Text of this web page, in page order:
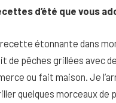
d’été que vous
recette étonnante dans
de pêches grillées avec
ou fait maison. Je
quelques morceaux de